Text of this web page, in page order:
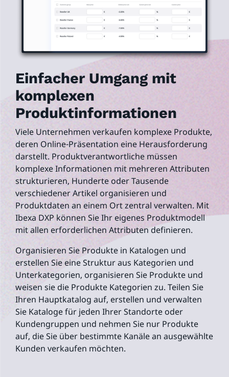
Einfacher Umgang mit
komplexen
Produktinformationen
Viele Unternehmen verkaufen komplexe Produkte,
deren Online-Präsentation eine Herausforderung
darstellt. Produktverantwortliche müssen
komplexe Informationen mit mehreren Attributen
strukturieren, Hunderte oder Tausende
verschiedener Artikel organisieren und
Produktdaten an einem Ort zentral verwalten. Mit
Ibexa DXP können Sie Ihr eigenes Produktmodell
mit allen erforderlichen Attributen definieren.
Organisieren Sie Produkte in Katalogen und
erstellen Sie eine Struktur aus Kategorien und
Unterkategorien, organisieren Sie Produkte und
weisen sie die Produkte Kategorien zu. Teilen Sie
Ihren Hauptkatalog auf, erstellen und verwalten
Sie Kataloge für jeden Ihrer Standorte oder
Kundengruppen und nehmen Sie nur Produkte
auf, die Sie über bestimmte Kanäle an ausgewählte
Kunden verkaufen möchten.